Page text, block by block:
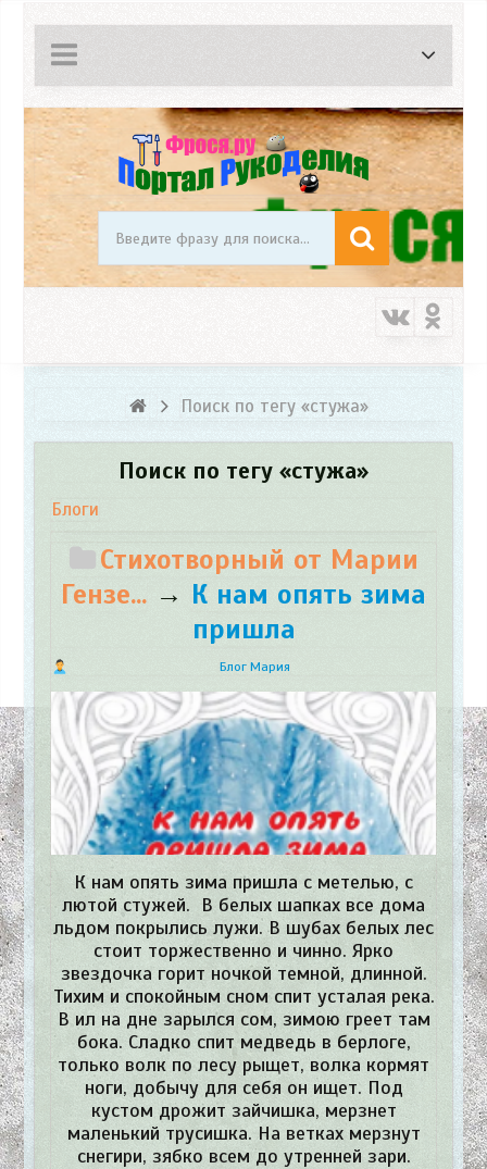
Поиск по тегу «стужа»
Поиск по тегу «стужа»
Блоги
Стихотворный от Марии
Гензе... → К нам опять зима
пришла​
Блог Мария
К нам опять зима пришла с метелью, с
лютой стужей. В белых шапках все дома
льдом покрылись лужи. В шубах белых лес
стоит торжественно и чинно. Ярко
звездочка горит ночкой темной, длинной.
Тихим и спокойным сном спит усталая река.
В ил на дне зарылся сом, зимою греет там
бока. Сладко спит медведь в берлоге,
только волк по лесу рыщет, волка кормят
ноги, добычу для себя он ищет. Под
кустом дрожит зайчишка, мерзнет
маленький трусишка. На ветках мерзнут
снегири, зябко всем до утренней зари.